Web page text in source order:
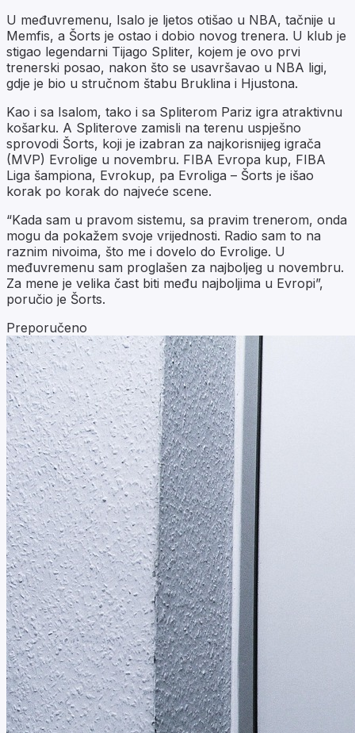
U međuvremenu, Isalo je ljetos otišao u NBA, tačnije u
Memfis, a Šorts je ostao i dobio novog trenera. U klub je
stigao legendarni Tijago Spliter, kojem je ovo prvi
trenerski posao, nakon što se usavršavao u NBA ligi,
gdje je bio u stručnom štabu Bruklina i Hjustona.
Kao i sa Isalom, tako i sa Spliterom Pariz igra atraktivnu
košarku. A Spliterove zamisli na terenu uspješno
sprovodi Šorts, koji je izabran za najkorisnijeg igrača
(MVP) Evrolige u novembru. FIBA Evropa kup, FIBA
Liga šampiona, Evrokup, pa Evroliga – Šorts je išao
korak po korak do najveće scene.
“Kada sam u pravom sistemu, sa pravim trenerom, onda
mogu da pokažem svoje vrijednosti. Radio sam to na
raznim nivoima, što me i dovelo do Evrolige. U
međuvremenu sam proglašen za najboljeg u novembru.
Za mene je velika čast biti među najboljima u Evropi”,
poručio je Šorts.
Preporučeno